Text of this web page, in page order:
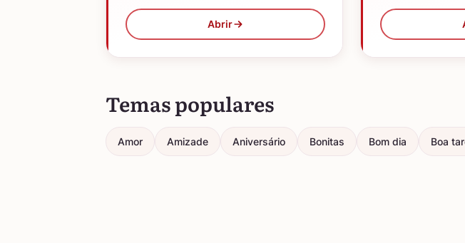
Abrir
Temas populares
Amor Amizade Aniversário Bonitas Bom dia Boa